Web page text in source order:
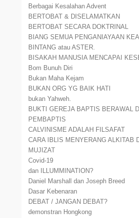
Berbagai Kesalahan Advent
BERTOBAT & DISELAMATKAN
BERTOBAT SECARA DOKTRINAL
BIANG SEMUA PENGANIAYAAN
BINTANG atau ASTER.
BISAKAH MANUSIA MENCAPAI
Bom Bunuh Diri
Bukan Maha Kejam
BUKAN ORG YG BAIK HATI
bukan Yahweh.
BUKTI GEREJA BAPTIS BERAWAL
PEMBAPTIS
CALVINISME ADALAH FILSAFAT
CARA IBLIS MENYERANG ALKITAB
MUJIZAT
Covid-19
dan ILLUMMINATION?
Daniel Marshall dan Joseph Breed
Dasar Kebenaran
DEBAT / JANGAN DEBAT?
demonstran Hongkong